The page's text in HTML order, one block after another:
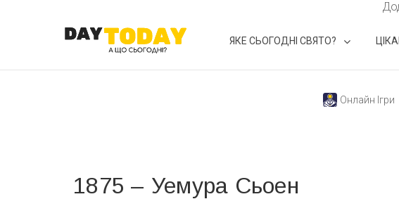
ЯКЕ СЬОГОДНІ СВЯТО?
Онлайн Ігри
1875 – Уемура Сьоен